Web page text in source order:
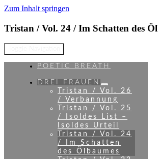
Zum Inhalt springen
Tristan / Vol. 24 / Im Schatten des
POETIC BREATH
DREI FRAUEN
Tristan / Vol. 26
/ Verbannung
Tristan / Vol. 25
/ Isoldes List –
Isoldes Urteil
Tristan / Vol. 24
/ Im Schatten
des Ölbaumes